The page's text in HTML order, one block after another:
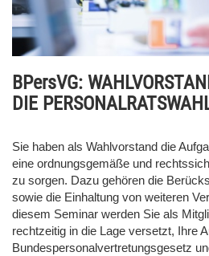
BPersVG:
DIE
Sie haben als Wahlvorstand die
eine ordnungsgemäße und
zu sorgen. Dazu gehören die
sowie die Einhaltung von weiteren
diesem Seminar werden Sie als
rechtzeitig in die Lage versetzt, Ihre
Bundespersonalvertretungsgesetz